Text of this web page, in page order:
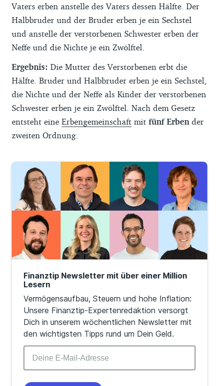
Vaters erben anstelle des Vaters dessen Hälfte. Der
Halbbruder und der Bruder erben je ein Sechstel
und anstelle der verstorbenen Schwester erben der
Neffe und die Nichte je ein Zwölftel.
Ergebnis: Die Mutter des Verstorbenen erbt die
Hälfte. Bruder und Halbbruder erben je ein Sechstel,
die Nichte und der Neffe als Kinder der verstorbenen
Schwester erben je ein Zwölftel. Nach dem Gesetz
entsteht eine Erbengemeinschaft mit fünf Erben der
zweiten Ordnung.
Finanztip Newsletter mit über einer Million
Lesern
Vermögensaufbau, Steuern und hohe Inflation:
Unsere Finanztip-Expertenredaktion versorgt
Dich in unserem wöchentlichen Newsletter mit
den wichtigsten Tipps rund um Dein Geld.